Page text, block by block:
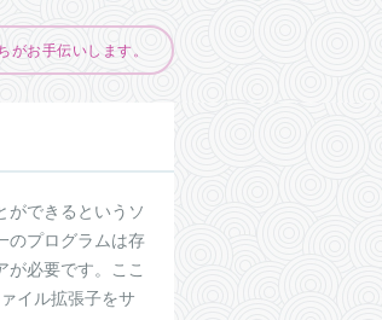
がお手伝いします。
ができるというソ
のプログラムは存
必要です。ここ
イル拡張子をサ